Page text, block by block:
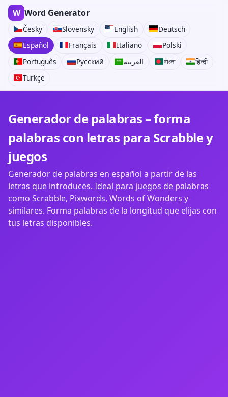
W Word Generator
Česky Slovensky English
Deutsch
Español
Français Italiano
Polski
Português
Русский العربية বাংলা
हिन्दी
Türkçe
Generador de palabras – forma
palabras con letras para Scrabble y
juegos
Generador de palabras en español a partir de las
letras que introduces. Ideal para juegos de palabras
como Scrabble, Pixwords, Words of Wonders y
similares. Forma palabras de la longitud que elijas con
tus letras disponibles.